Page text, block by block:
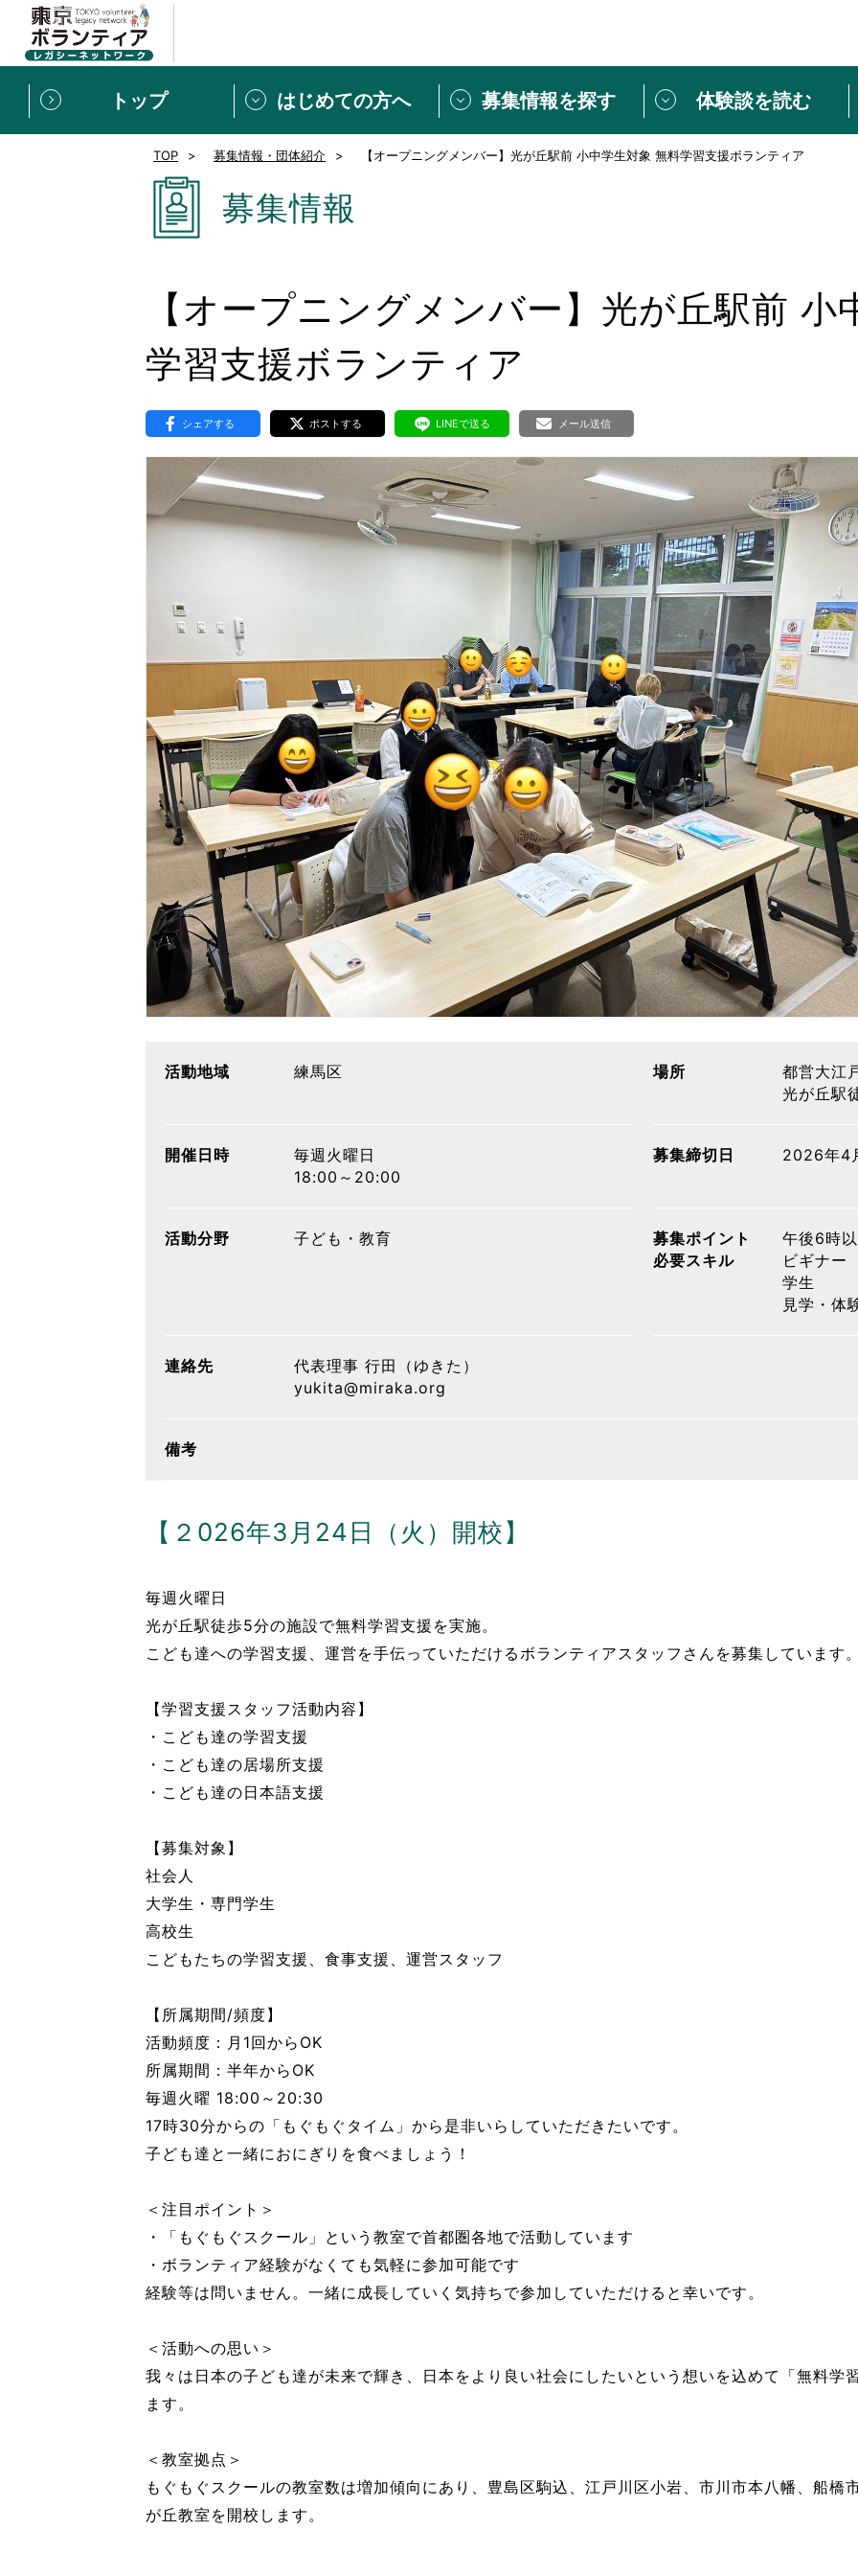
トップ はじめての方へ
新規登録 ボランティアをしたい方は
東京ボランティアレガシーネットワークとは ボランティア
VLNポイントとは 中高生が参加
募集情報を探す
募集情報
体験談を読む
[個人] 体験談
ボランティアの広場
新着記事一覧
ボランティアは
東京2020大会の軌跡
シティキャスト
おもてなし語学ボランティア
ボランティア
TOP 募集情報・団体紹介 【オープニングメンバー】光が丘駅前 小中学生対象 無料学習支援ボランティア
募集情報
【オープニングメンバー】光が丘駅前 小
学習支援ボランティア
シェアする ポストする LINEで送る メール送信
活動地域 練馬区 場所
都営大江
光が丘駅
開催日時
毎週火曜日
18:00～20:00
募集締切日 2026年4
活動分野 子ども・教育
募集ポイント
必要スキル
午後6時
ビギナー
学生
見学・体
連絡先
代表理事 行田（ゆきた）
yukita@miraka.org
備考
【２026年3月24日（火）開校】
毎週火曜日
光が丘駅徒歩5分の施設で無料学習支援を実施。
こども達への学習支援、運営を手伝っていただけるボランティアスタッフさんを募集しています
【学習支援スタッフ活動内容】
・こども達の学習支援
・こども達の居場所支援
・こども達の日本語支援​
【募集対象】
社会人
大学生・専門学生
高校生
こどもたちの学習支援、食事支援、運営スタッフ
【所属期間/頻度】
活動頻度：月1回からOK
所属期間：半年からOK
毎週火曜 18:00～20:30
17時30分からの「もぐもぐタイム」から是非いらしていただきたいです。
子ども達と一緒におにぎりを食べましょう！
＜注目ポイント＞
・「もぐもぐスクール」という教室で首都圏各地で活動しています
・ボランティア経験がなくても気軽に参加可能です
経験等は問いません。一緒に成長していく気持ちで参加していただけると幸いです。
＜活動への思い＞
我々は日本の子ども達が未来で輝き、日本をより良い社会にしたいという想いを込めて「無料学
ます。
＜教室拠点＞
もぐもぐスクールの教室数は増加傾向にあり、豊島区駒込、江戸川区小岩、市川市本八幡、船
が丘教室を開校します。